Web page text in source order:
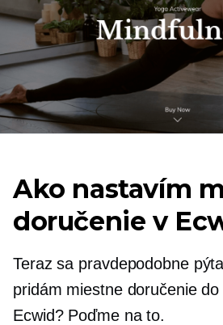
Ako nastavím
doručenie v
Teraz sa pravdepodobne
pridám miestne doručenie
Ecwid? Poďme na to.